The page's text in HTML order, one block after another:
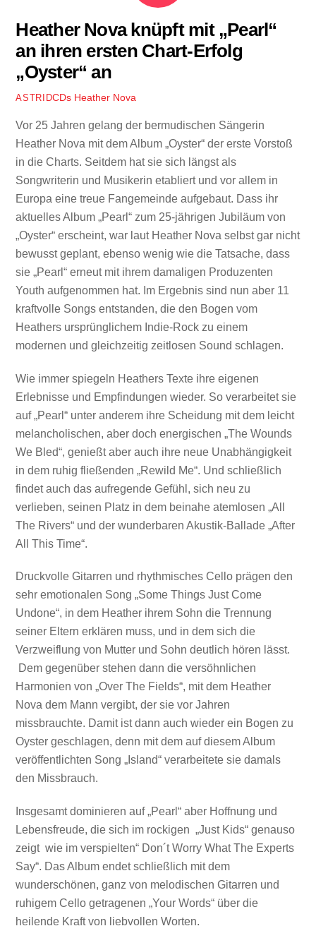
Heather Nova knüpft mit „Pearl“
an ihren ersten Chart-Erfolg
„Oyster“ an
ASTRIDCDs Heather Nova
Vor 25 Jahren gelang der bermudischen Sängerin
Heather Nova mit dem Album „Oyster“ der erste Vorstoß
in die Charts. Seitdem hat sie sich längst als
Songwriterin und Musikerin etabliert und vor allem in
Europa eine treue Fangemeinde aufgebaut. Dass ihr
aktuelles Album „Pearl“ zum 25-jährigen Jubiläum von
„Oyster“ erscheint, war laut Heather Nova selbst gar nicht
bewusst geplant, ebenso wenig wie die Tatsache, dass
sie „Pearl“ erneut mit ihrem damaligen Produzenten
Youth aufgenommen hat. Im Ergebnis sind nun aber 11
kraftvolle Songs entstanden, die den Bogen vom
Heathers ursprünglichem Indie-Rock zu einem
modernen und gleichzeitig zeitlosen Sound schlagen.
Wie immer spiegeln Heathers Texte ihre eigenen
Erlebnisse und Empfindungen wieder. So verarbeitet sie
auf „Pearl“ unter anderem ihre Scheidung mit dem leicht
melancholischen, aber doch energischen „The Wounds
We Bled“, genießt aber auch ihre neue Unabhängigkeit
in dem ruhig fließenden „Rewild Me“. Und schließlich
findet auch das aufregende Gefühl, sich neu zu
verlieben, seinen Platz in dem beinahe atemlosen „All
The Rivers“ und der wunderbaren Akustik-Ballade „After
All This Time“.
Druckvolle Gitarren und rhythmisches Cello prägen den
sehr emotionalen Song „Some Things Just Come
Undone“, in dem Heather ihrem Sohn die Trennung
seiner Eltern erklären muss, und in dem sich die
Verzweiflung von Mutter und Sohn deutlich hören lässt.
Dem gegenüber stehen dann die versöhnlichen
Harmonien von „Over The Fields“, mit dem Heather
Nova dem Mann vergibt, der sie vor Jahren
missbrauchte. Damit ist dann auch wieder ein Bogen zu
Oyster geschlagen, denn mit dem auf diesem Album
veröffentlichten Song „Island“ verarbeitete sie damals
den Missbrauch.
Insgesamt dominieren auf „Pearl“ aber Hoffnung und
Lebensfreude, die sich im rockigen „Just Kids“ genauso
zeigt wie im verspielten“ Don´t Worry What The Experts
Say“. Das Album endet schließlich mit dem
wunderschönen, ganz von melodischen Gitarren und
ruhigem Cello getragenen „Your Words“ über die
heilende Kraft von liebvollen Worten.